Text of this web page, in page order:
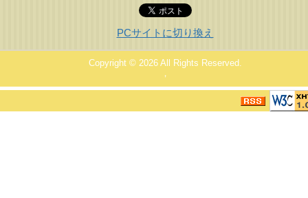
PCサイトに切り換え
Copyright © 2026 All Rights Reserved.
，